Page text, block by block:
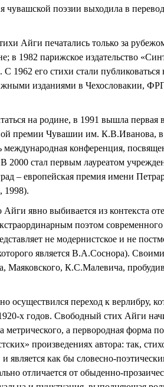
чувашской поэзии выходила в
Айги печатались только за
; в 1982 парижское издательство
. С 1962 его стихи стали
изданиями в Чехословакии,
на родине, в 1991 вышла первая
премии Чувашии им. К.В.Иванова,
международная конференция,
В 2000 стал первым лауреатом
– европейская премия имени
1998).
Айги явно выбивается из контекста
поэтом
не модернистское и не
является В.А.Соснора).
Маяковского, К.С.Малевича,
осуществился переход к верлибру,
х годов. Свободный стих Айги
метрического, а первородная форма
произведениях автора: так,
является как бы словесно-
отличается от обыденно-